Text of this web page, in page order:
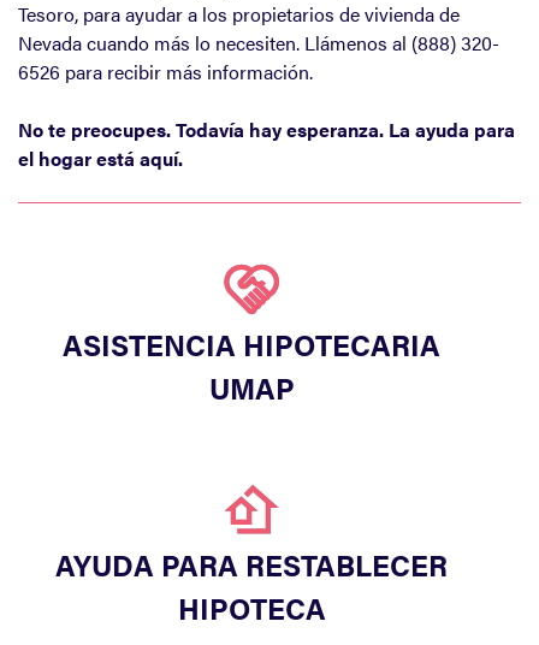
Tesoro, para ayudar a los propietarios de vivienda de
Nevada cuando más lo necesiten. Llámenos al (888) 320-
6526 para recibir más información.
No te preocupes. Todavía hay esperanza. La ayuda para
el hogar está aquí.
ASISTENCIA HIPOTECARIA
UMAP
AYUDA PARA RESTABLECER
HIPOTECA